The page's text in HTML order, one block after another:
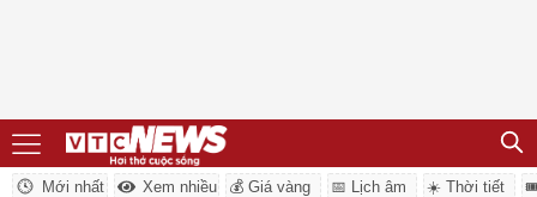
Mới nhất Xem nhiều 💰 Giá vàng 📅 Lịch âm ☀️ Thời tiết